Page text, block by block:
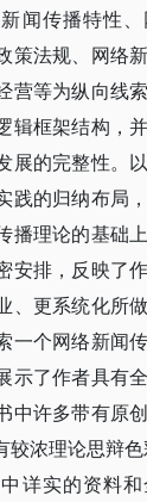
闻传播特性
策法规、网络
营等为纵向线
辑框架结构，
展的完整性。
践的归纳布局
播理论的基础
安排，反映了
、更系统化所
一个网络新闻传
示了作者具有
中许多带有原
浓理论思辩色
详实的资料